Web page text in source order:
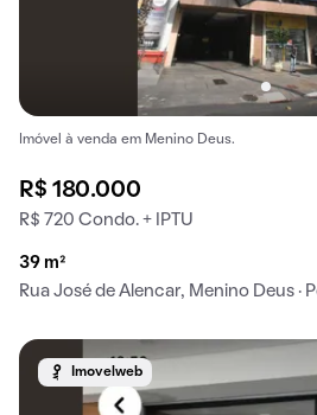
Imóvel à venda em Menino Deus.
R$ 180.000
R$ 720 Condo. + IPTU
39 m²
Rua José de Alencar, Menino Deus ·
Imovelweb